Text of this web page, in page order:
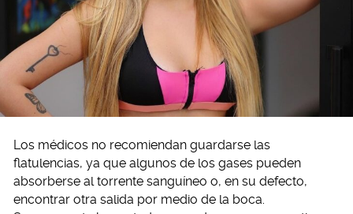
Los médicos no recomiendan guardarse las
flatulencias, ya que algunos de los gases pueden
absorberse al torrente sanguíneo o, en su defecto,
encontrar otra salida por medio de la boca.